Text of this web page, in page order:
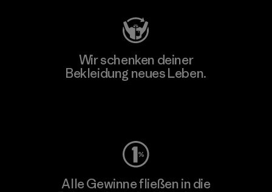
Wir schenken deiner
Bekleidung neues Leben.
Alle Gewinne fließen in die